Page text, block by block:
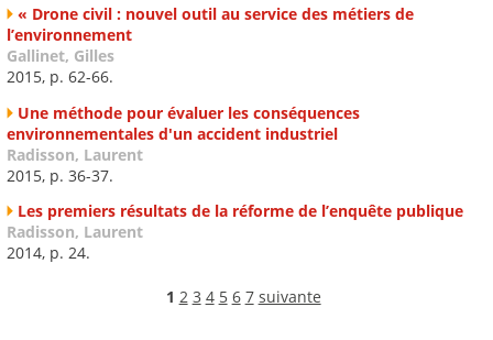
« Drone civil : nouvel outil au service des métiers de
l’environnement
Gallinet, Gilles
2015, p. 62-66.
Une méthode pour évaluer les conséquences
environnementales d'un accident industriel
Radisson, Laurent
2015, p. 36-37.
Les premiers résultats de la réforme de l’enquête publique
Radisson, Laurent
2014, p. 24.
1 2 3 4 5 6 7 suivante